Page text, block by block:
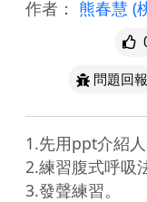
作者： 熊春慧 (
問題回報
1.先用ppt介紹人
2.練習腹式呼吸
3.發聲練習。